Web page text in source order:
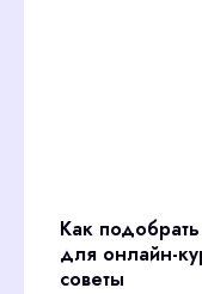
Как
для онлайн-
советы